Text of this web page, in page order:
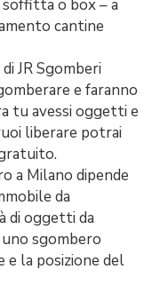
o box – a
cantine
JR Sgomberi
e faranno
tu avessi oggetti e
liberare potrai
a Milano dipende
da
di oggetti da
sgombero
e la posizione del